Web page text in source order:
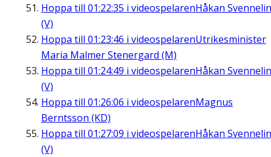
Hoppa till 01:22:35 i videospelarenHåkan
(V)
Hoppa till 01:23:46 i videospelarenUtrikesminister
Maria Malmer Stenergard (M)
Hoppa till 01:24:49 i videospelarenHåkan
(V)
Hoppa till 01:26:06 i videospelarenMagnus
Berntsson (KD)
Hoppa till 01:27:09 i videospelarenHåkan
(V)